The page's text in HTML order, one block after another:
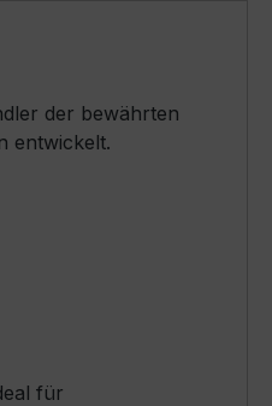
der bewährten
entwickelt.
für